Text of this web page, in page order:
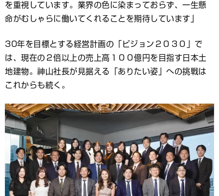
を重視しています。業界の色に染まっておらず、一生懸
命がむしゃらに働いてくれることを期待しています」
30年を目標とする経営計画の「ビジョン２０３０」で
は、現在の２倍以上の売上高１００億円を目指す日本土
地建物。神山社長が見据える「ありたい姿」への挑戦は
これからも続く。